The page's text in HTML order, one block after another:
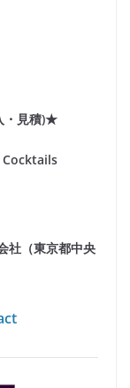
・見積)★
Cocktails
社（東京都中央